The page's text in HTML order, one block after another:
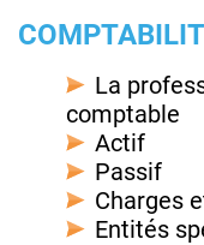
La
comptable
Actif
Passif
Charges
Entités